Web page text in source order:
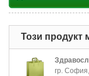
Този продукт
гр.